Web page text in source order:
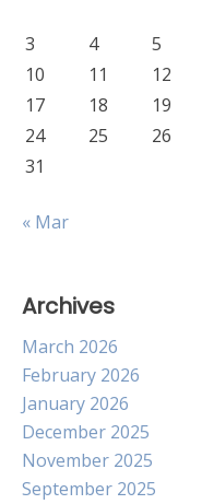
3
4 5
10
11 12
17
18 19
24
25 26
31
« Mar
Archives
March 2026
February 2026
January 2026
December 2025
November 2025
September 2025